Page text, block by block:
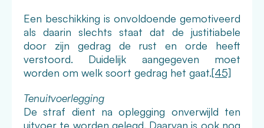
Een beschikking is onvoldoende gemotiveerd
als daarin slechts staat dat de justitiabele
door zijn gedrag de rust en orde heeft
verstoord. Duidelijk aangegeven moet
worden om welk soort gedrag het gaat.[45]
Tenuitvoerlegging
De straf dient na oplegging onverwijld ten
uitvoer te worden gelegd. Daarvan is ook nog